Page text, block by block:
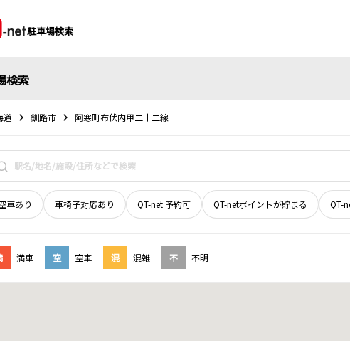
駐車場検索
検索
道 釧路市 阿寒町布伏内甲二十二線
車あり 車椅子対応あり QT-net 予約可 QT-netポイントが貯まる QT-
満車 空 空車 混 混雑 不 不明